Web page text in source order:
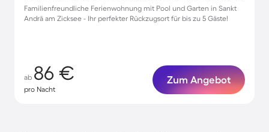
Familienfreundliche Ferienwohnung mit Pool und Garten in Sankt
Andrä am Zicksee - Ihr perfekter Rückzugsort für bis zu 5 Gäste!
ab 86 €
pro Nacht
Zum Angebot